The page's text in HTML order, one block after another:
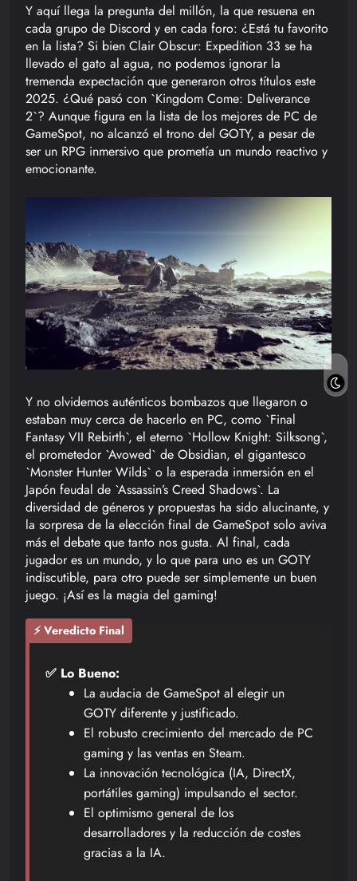
Y aquí llega la pregunta del millón, la que resuena en
cada grupo de Discord y en cada foro: ¿Está tu favorito
en la lista? Si bien Clair Obscur: Expedition 33 se ha
llevado el gato al agua, no podemos ignorar la
tremenda expectación que generaron otros títulos este
2025. ¿Qué pasó con `Kingdom Come: Deliverance
2`? Aunque figura en la lista de los mejores de PC de
GameSpot, no alcanzó el trono del GOTY, a pesar de
ser un RPG inmersivo que prometía un mundo reactivo y
emocionante.
Y no olvidemos auténticos bombazos que llegaron o
estaban muy cerca de hacerlo en PC, como `Final
Fantasy VII Rebirth`, el eterno `Hollow Knight: Silksong`,
el prometedor `Avowed` de Obsidian, el gigantesco
`Monster Hunter Wilds` o la esperada inmersión en el
Japón feudal de `Assassin’s Creed Shadows`. La
diversidad de géneros y propuestas ha sido alucinante, y
la sorpresa de la elección final de GameSpot solo aviva
más el debate que tanto nos gusta. Al final, cada
jugador es un mundo, y lo que para uno es un GOTY
indiscutible, para otro puede ser simplemente un buen
juego. ¡Así es la magia del gaming!
⚡ Veredicto Final
✅ Lo Bueno:
La audacia de GameSpot al elegir un
GOTY diferente y justificado.
El robusto crecimiento del mercado de PC
gaming y las ventas en Steam.
La innovación tecnológica (IA, DirectX,
portátiles gaming) impulsando el sector.
El optimismo general de los
desarrolladores y la reducción de costes
gracias a la IA.